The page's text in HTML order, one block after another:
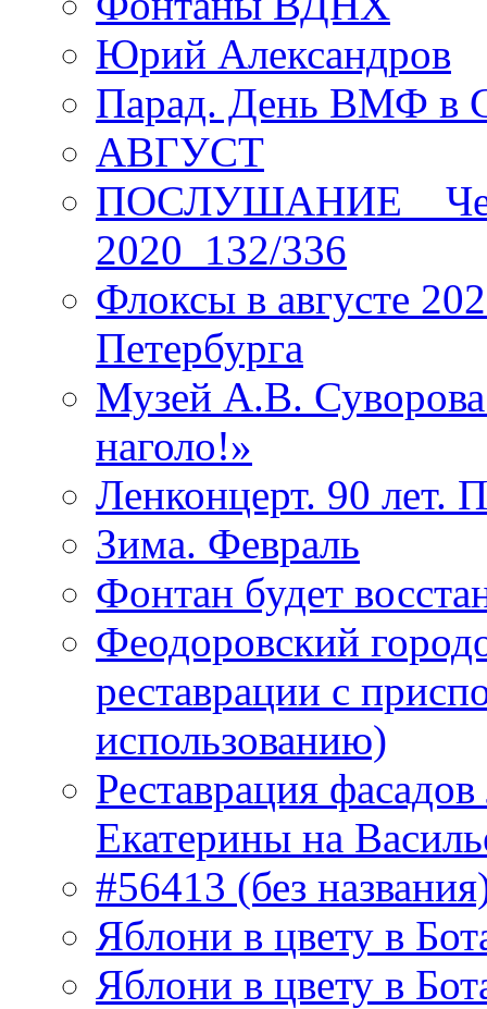
Юрий Александров
Парад. День ВМФ в
АВГУСТ
ПОСЛУШАНИЕ _
2020_132/336
Флоксы в августе
Петербурга
Музей А.В.
наголо!»
Ленконцерт. 90 лет.
Зима. Февраль
Фонтан будет
Феодоровский
реставрации с
использованию)
Реставрация
Екатерины на
#56413 (без
Яблони в цвету в
Яблони в цвету в